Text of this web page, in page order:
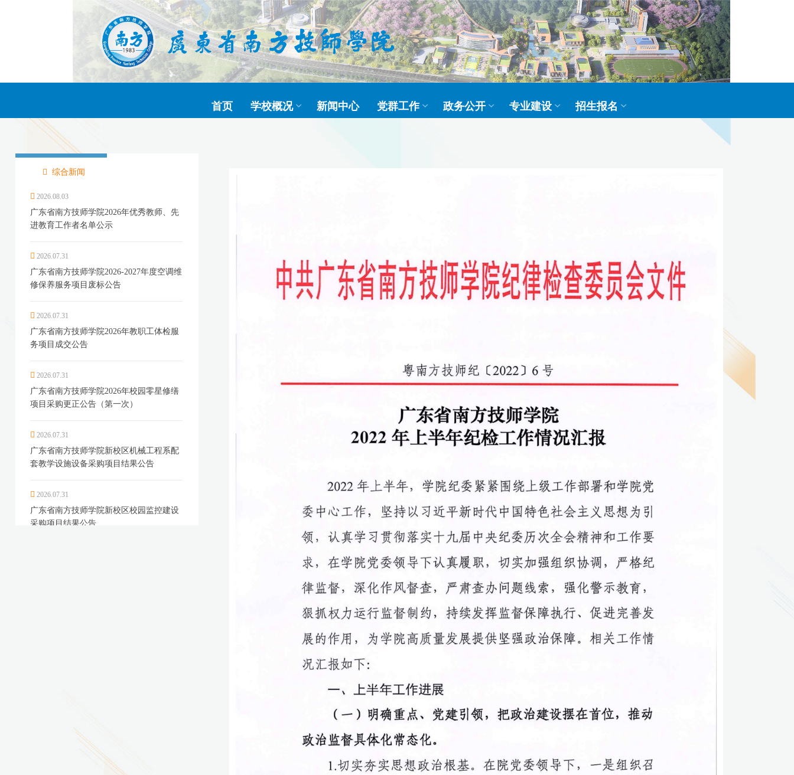
首页 学校概况 新闻中心 党群工作 政务公开 专业建设 招生报名
综合新闻
2026.08.03
广东省南方技师学院2026年优秀教师、先
进教育工作者名单公示
2026.07.31
广东省南方技师学院2026-2027年度空调维
修保养服务项目废标公告
2026.07.31
广东省南方技师学院2026年教职工体检服
务项目成交公告
2026.07.31
广东省南方技师学院2026年校园零星修缮
项目采购更正公告（第一次）
2026.07.31
广东省南方技师学院新校区机械工程系配
套教学设施设备采购项目结果公告
2026.07.31
广东省南方技师学院新校区校园监控建设
采购项目结果公告
衣机服务项目流标公告